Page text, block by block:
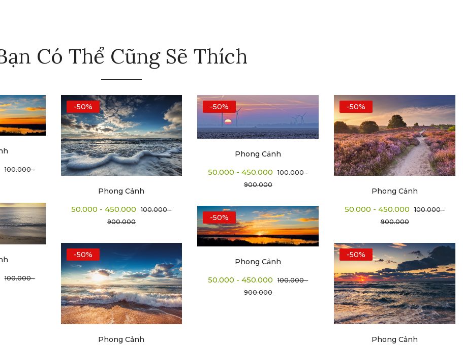
Có Thể Cũng Sẽ Thích
100.000 -
100.000 -
-50%
Phong Cảnh
50.000 - 450.000
100.000 -
900.000
-50%
Phong Cảnh
-50%
Phong Cảnh
50.000 - 450.000
100.000 -
900.000
-50%
Phong Cảnh
50.000 - 450.000
100.000 -
900.000
-50%
Phong Cảnh
50.000 - 450.000
100.000 -
900.000
-50%
Phong Cảnh